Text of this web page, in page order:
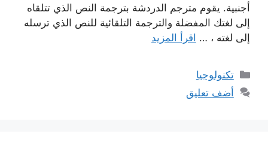
أجنبية. يقوم مترجم الدردشة بترجمة النص الذي تتلقاه
إلى لغتك المفضلة والترجمة التلقائية للنص الذي ترسله
إلى لغته ، … اقرأ المزيد
التصنيفات
تكنولوجيا
أضف تعليق